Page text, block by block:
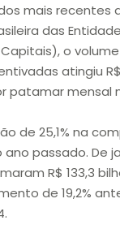
mais recentes
das
o
atingiu
patamar mensal
de 25,1% na
passado. De
R$ 133,3
de 19,2%